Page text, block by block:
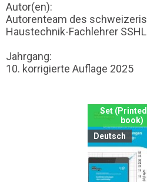
Autor(en):
Autorenteam des
Haustechnik-Fachlehrer SSHL
Jahrgang:
10. korrigierte Auflage 2025
Set (Printed
book)
Deutsch